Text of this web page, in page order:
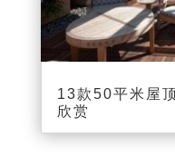
13款50平米屋
欣赏